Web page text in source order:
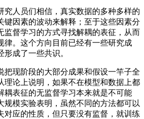
人员们相信，真实数据的多种多样的
键因素的波动来解释；至于这些因素分
监督学习的方式寻找解耦的表征，从而
律。这个方向目前已经有一些研究成
成了一些共识。
现阶段的大部分成果和假设一竿子全
理论上说明，如果不在模型和数据上都
耦表征的无监督学习本来就是不可能
规模实验表明，虽然不同的方法都可以
对应的性质，但只要没有监督，就训练